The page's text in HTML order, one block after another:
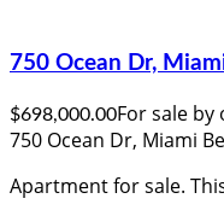
750 Ocean Dr,
$698,000.00For sale by
750 Ocean Dr, Miami
Apartment for sale.